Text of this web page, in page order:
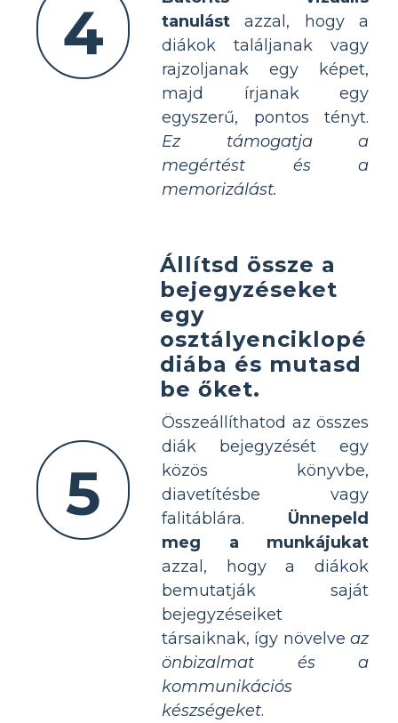
4
tanulást azzal, hogy a
diákok találjanak vagy
rajzoljanak egy képet,
majd írjanak egy
egyszerű, pontos tényt.
Ez támogatja a
megértést és a
memorizálást.
5
Állítsd össze a
bejegyzéseket
egy
osztályenciklopé
diába és mutasd
be őket.
Összeállíthatod az összes
diák bejegyzését egy
közös könyvbe,
diavetítésbe vagy
falitáblára. Ünnepeld
meg a munkájukat
azzal, hogy a diákok
bemutatják saját
bejegyzéseiket
társaiknak, így növelve az
önbizalmat és a
kommunikációs
készségeket.